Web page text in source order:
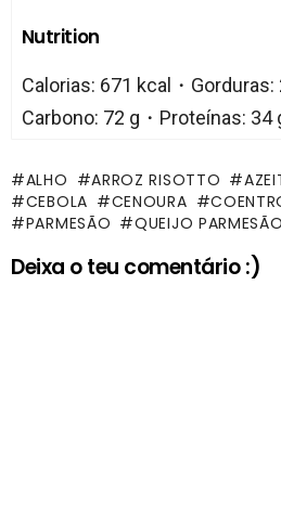
Nutrition
Calorias: 671 kcal・
Carbono: 72 g・Proteínas: 34
ALHO ARROZ RISOTTO
CEBOLA
CENOURA
PARMESÃO
QUEIJO PARMESÃO
Deixa o teu comentário :)